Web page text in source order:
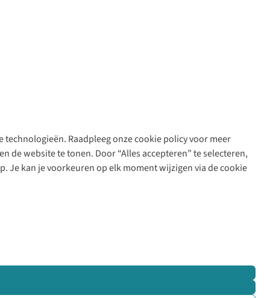
Raadpleeg onze cookie policy voor meer
website te tonen. Door “Alles accepteren” te selecteren,
Je kan je voorkeuren op elk moment wijzigen via de cookie